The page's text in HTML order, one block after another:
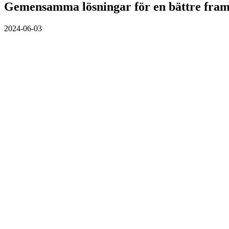
Gemensamma lösningar för en bättre
2024-06-03